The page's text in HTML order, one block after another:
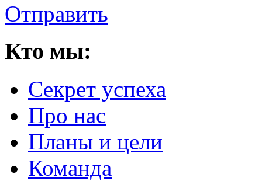
Отправить
Кто мы:
Секрет успеха
Про нас
Планы и цели
Команда